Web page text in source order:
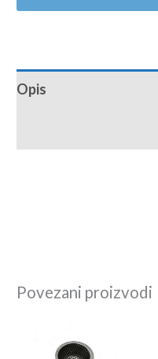
Opis
Povezani proizvodi